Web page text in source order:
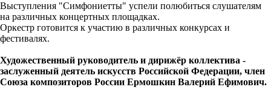
Выступления "Симфониетты" успели полюбиться слушателям
на различных концертных площадках.
Оркестр готовится к участию в различных конкурсах и
фестивалях.
Художественный руководитель и дирижёр коллектива -
заслуженный деятель искусств Российской Федерации, член
Союза композиторов России Ермошкин Валерий Ефимович.